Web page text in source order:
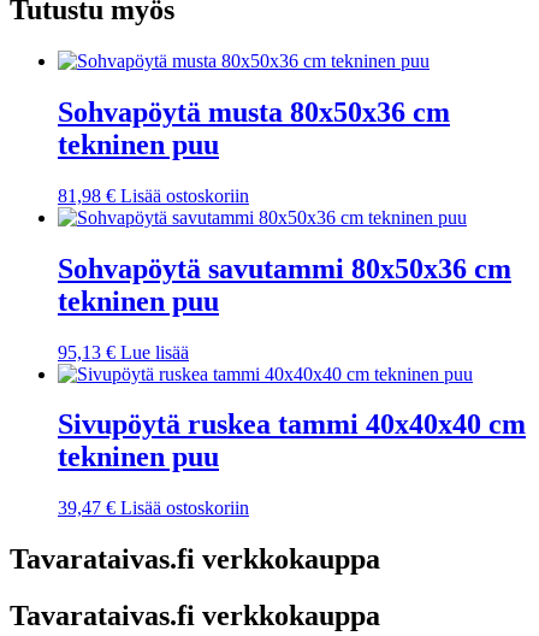
Tutustu myös
Sohvapöytä musta 80x50x36 cm
tekninen puu
81,98 € Lisää ostoskoriin
Sohvapöytä savutammi 80x50x36 cm
tekninen puu
95,13 € Lue lisää
Sivupöytä ruskea tammi 40x40x40 cm
tekninen puu
39,47 € Lisää ostoskoriin
Tavarataivas.fi verkkokauppa
Tavarataivas.fi verkkokauppa